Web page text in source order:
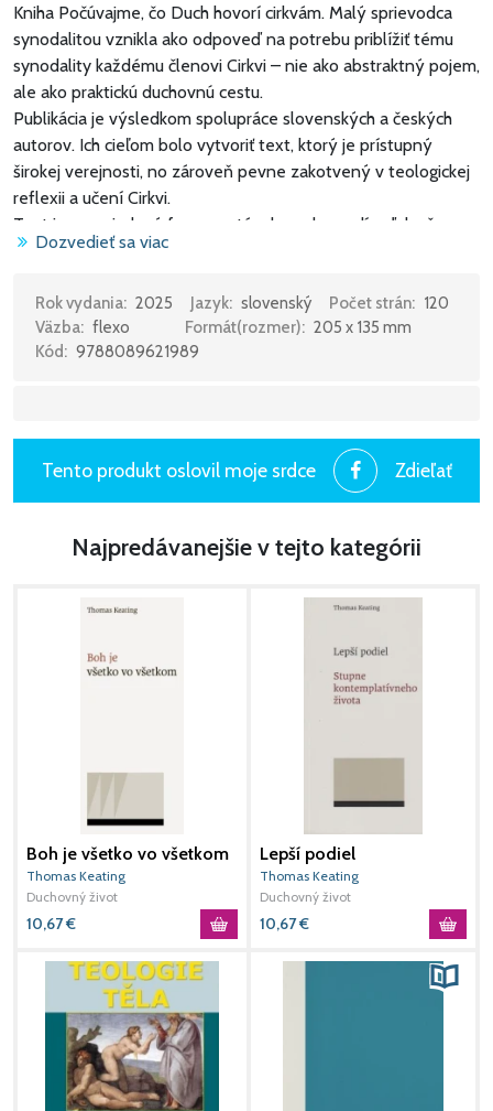
Kniha Počúvajme, čo Duch hovorí cirkvám. Malý sprievodca
synodalitou vznikla ako odpoveď na potrebu priblížiť tému
synodality každému členovi Cirkvi – nie ako abstraktný pojem,
ale ako praktickú duchovnú cestu.
Publikácia je výsledkom spolupráce slovenských a českých
autorov. Ich cieľom bolo vytvoriť text, ktorý je prístupný
širokej verejnosti, no zároveň pevne zakotvený v teologickej
reflexii a učení Cirkvi.
Text je usporiadaný formou otázok a odpovedí, vďaka čomu
sa čitateľ ľahko zorientuje a nájde odpovede na aktuálne
základné pojmy, objasňuje vývoj inštitúcie Synody biskupov,
zakotvuje synodalitu v Tradícii Cirkvi a zároveň predstavuje
konkrétne nástroje – metódu rozhovoru v Duchu a komunitné
rád, ale aj pre každého veriaceho, ktorý túži žiť svoju vieru v
duchu spoločného kráčania. Je to viac než kniha – je to výzva
a pozvanie kráčať spolu ako Boží ľud.
Dozvedieť sa viac
Rok vydania: 2025 Jazyk: slovenský Počet strán: 120
Väzba: flexo Formát(rozmer): 205 x 135 mm
Kód: 9788089621989
Tento produkt oslovil moje srdce Zdieľať
Najpredávanejšie v tejto kategórii
Boh je všetko vo všetkom
Thomas Keating
Duchovný život
10,67€
Lepší podiel
Thomas Keating
Duchovný život
10,67€